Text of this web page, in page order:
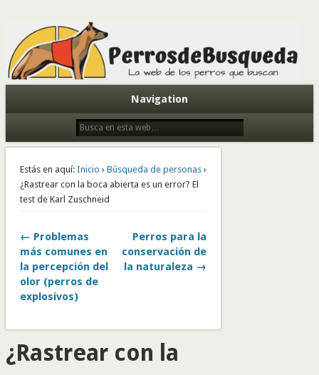
Todo sobre perros de búsqueda y detectores
Navigation
Estás en aquí: Inicio › Búsqueda de personas›
¿Rastrear con la boca abierta es un error? El
test de Karl Zuschneid
← Problemas
más comunes en
la percepción del
olor (perros de
explosivos)
Perros para la
conservación de
la naturaleza →
¿Rastrear con la